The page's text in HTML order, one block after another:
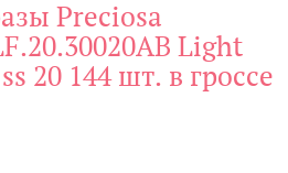
Preciosa
Light
20 144 шт. в гроссе